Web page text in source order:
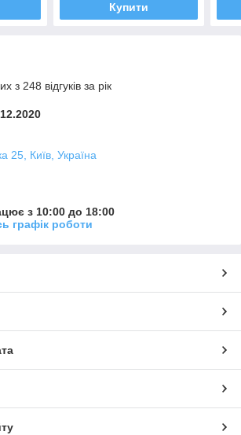
Купити
з 248 відгуків за рік
25, Київ, Україна
з 10:00 до 18:00
графік роботи